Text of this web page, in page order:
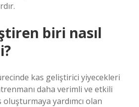
biri nasıl
kas geliştirici yiyecekleri
daha verimli ve etkili
yardımcı olan